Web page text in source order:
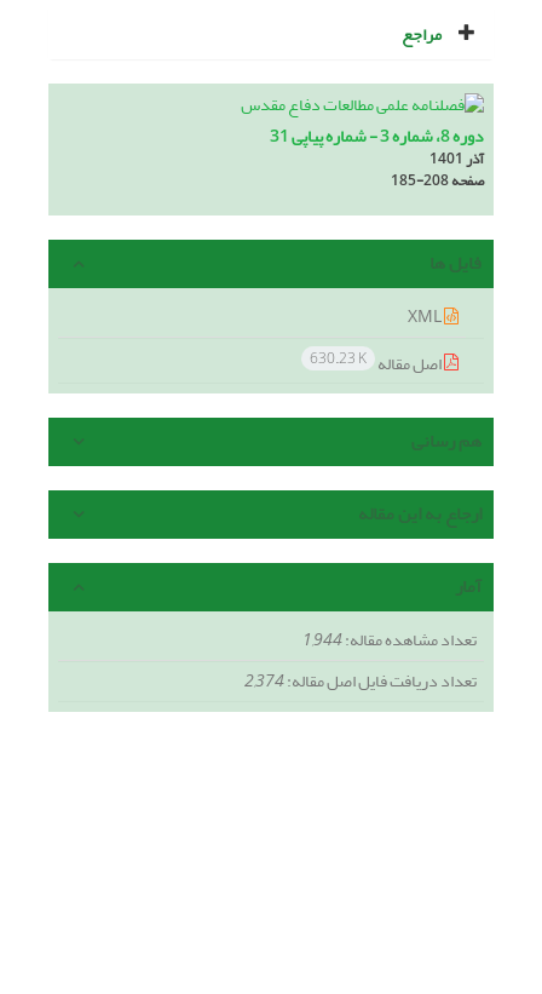
مراجع
دوره 8، شماره 3 - شماره پیاپی 31
آذر 1401
صفحه185-208
فایل ها
اصل مقاله 630.23 K
هم رسانی
ارجاع به این مقاله
آمار
تعداد مشاهده مقاله:1,944
تعداد دریافت فایل اصل مقاله:2,374